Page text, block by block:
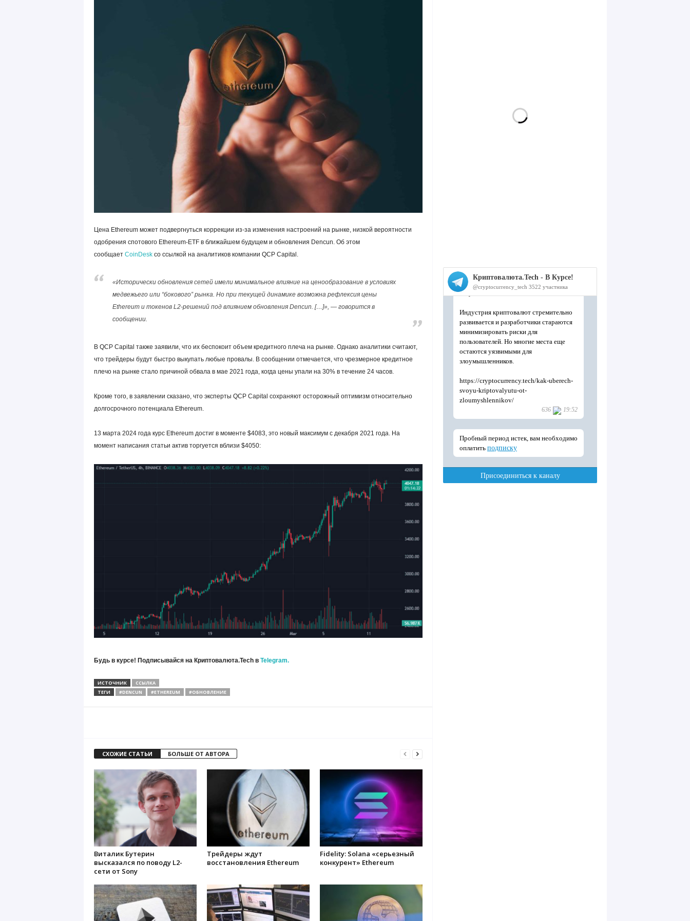
Цена Ethereum может подвергнуться коррекции из-за изменения настроений на рынке, низкой вероятности
одобрения спотового Ethereum-ETF в ближайшем будущем и обновления Dencun. Об этом
сообщает CoinDeskсо ссылкой на аналитиков компании QCP Capital.
«Исторически обновления сетей имели минимальное влияние на ценообразование в условиях
медвежьего или “бокового” рынка. Но при текущей динамике возможна рефлексия цены
Ethereum и токенов L2-решений под влиянием обновления Dencun. […]», — говорится в
сообщении.
В QCP Capital также заявили, что их беспокоит объем кредитного плеча на рынке. Однако аналитики считают,
что трейдеры будут быстро выкупать любые провалы. В сообщении отмечается, что чрезмерное кредитное
плечо на рынке стало причиной обвала в мае 2021 года, когда цены упали на 30% в течение 24 часов.
Кроме того, в заявлении сказано, что эксперты QCP Capital сохраняют осторожный оптимизм относительно
долгосрочного потенциала Ethereum.
13 марта 2024 года курс Ethereum достиг в моменте $4083, это новый максимум с декабря 2021 года. На
момент написания статьи актив торгуется вблизи $4050:
Будь в курсе! Подписывайся на Криптовалюта.Tech в Telegram.
ИСТОЧНИК
ССЫЛКА
ТЕГИ
#DENCUN #ETHEREUM #ОБНОВЛЕНИЕ
СХОЖИЕ СТАТЬИ БОЛЬШЕ ОТ АВТОРА
Виталик Бутерин
высказался по поводу L2-
сети от Sony
Трейдеры ждут
восстановления Ethereum
Fidelity: Solana «серьезный
конкурент» Ethereum